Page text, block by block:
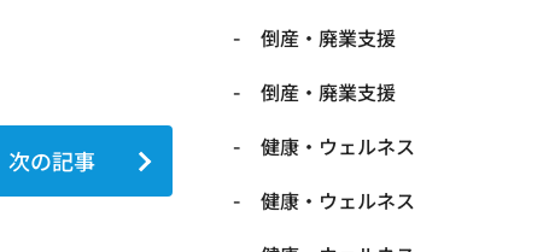
次の記事
倒産・廃業支援
倒産・廃業支援
健康・ウェルネス
健康・ウェルネス